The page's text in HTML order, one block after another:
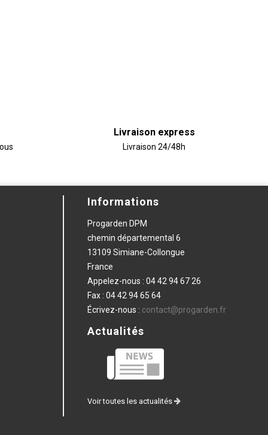
Livraison express
Livraison 24/48h
Informations
Progarden DPM
chemin départemental 6
13109 Simiane-Collongue
France
Appelez-nous : 04 42 94 67 26
Fax : 04 42 94 65 64
Écrivez-nous : contact@progarden.fr
Actualités
Voir toutes les actualités